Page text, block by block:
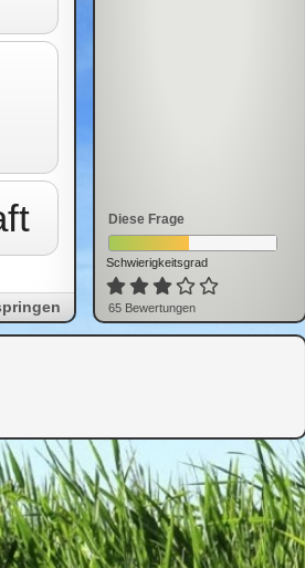
Diese Frage
Schwierigkeitsgrad
65 Bewertungen